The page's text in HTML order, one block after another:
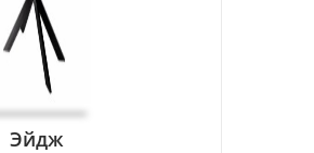
Эйдж